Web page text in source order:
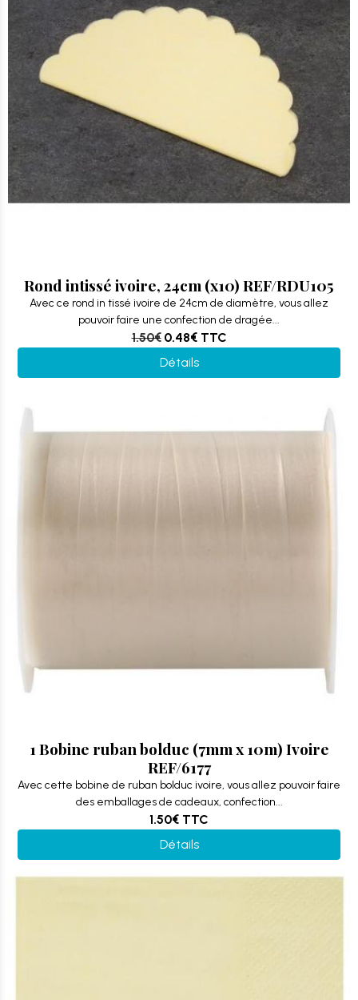
Rond intissé ivoire, 24cm (x10) REF/RDU105
Avec ce rond in tissé ivoire de 24cm de diamètre, vous allez
pouvoir faire une confection de dragée...
1.50€ 0.48€ TTC
Détails
1 Bobine ruban bolduc (7mm x 10m) Ivoire
REF/6177
Avec cette bobine de ruban bolduc ivoire, vous allez pouvoir faire
des emballages de cadeaux, confection...
1.50€ TTC
Détails